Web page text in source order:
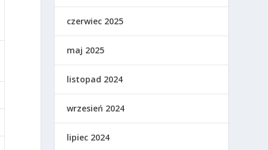
czerwiec 2025
maj 2025
listopad 2024
wrzesień 2024
lipiec 2024